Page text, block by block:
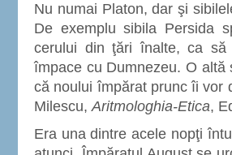
Nu numai Platon, dar şi
De exemplu sibila Persida
cerului din ţări înalte, ca
împace cu Dumnezeu. O
că noului împărat prunc îi vor
Milescu,Aritmologhia-Etica,
Era una dintre acele nopţi